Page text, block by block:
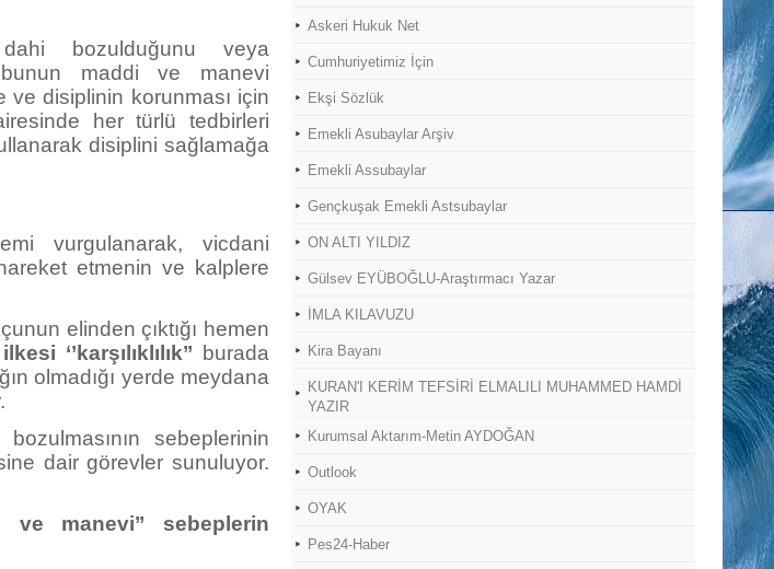
bozulduğunu veya
maddi ve manevi
ve disiplinin korunması için
her türlü tedbirleri
disiplini sağlamağa
vurgulanarak, vicdani
etmenin ve kalplere
elinden çıktığı hemen
‘’karşılıklılık’’ burada
olmadığı yerde meydana
sebeplerinin
dair görevler sunuluyor.
ve manevi’’
sebeplerin
Askeri Hukuk Net
Cumhuriyetimiz İçin
Ekşi Sözlük
Emekli Asubaylar Arşiv
Emekli Assubaylar
Gençkuşak Emekli Astsubaylar
ON ALTI YILDIZ
Gülsev EYÜBOĞLU-Araştırmacı Yazar
İMLA KILAVUZU
Kira Bayanı
KURAN'I KERİM TEFSİRİ ELMALILI MUHAMMED HAMDİ
YAZIR
Kurumsal Aktarım-Metin AYDOĞAN
Outlook
OYAK
Pes24-Haber